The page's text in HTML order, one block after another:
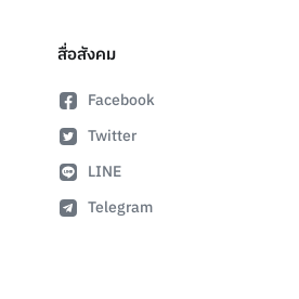
สื่อสังคม
Facebook
Twitter
LINE
Telegram